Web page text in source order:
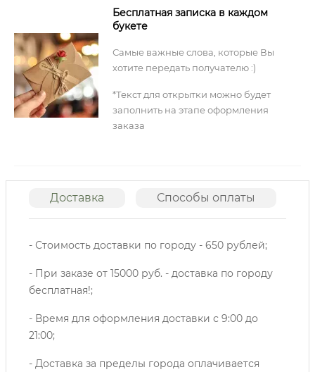
Бесплатная записка в каждом
букете
Самые важные слова, которые Вы
хотите передать получателю :)
*Текст для открытки можно будет
заполнить на этапе оформления
заказа
Доставка Способы оплаты
- Стоимость доставки по городу - 650 рублей;
- При заказе от 15000 руб. - доставка по городу
бесплатная!;
- Время для оформления доставки с 9:00 до
21:00;
- Доставка за пределы города оплачивается